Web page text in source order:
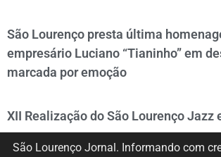
São Lourenço presta última
empresário Luciano “Tianinho” em
marcada por emoção
XII Realização do São Lourenço Jazz
São Lourenço Jornal. Informando com